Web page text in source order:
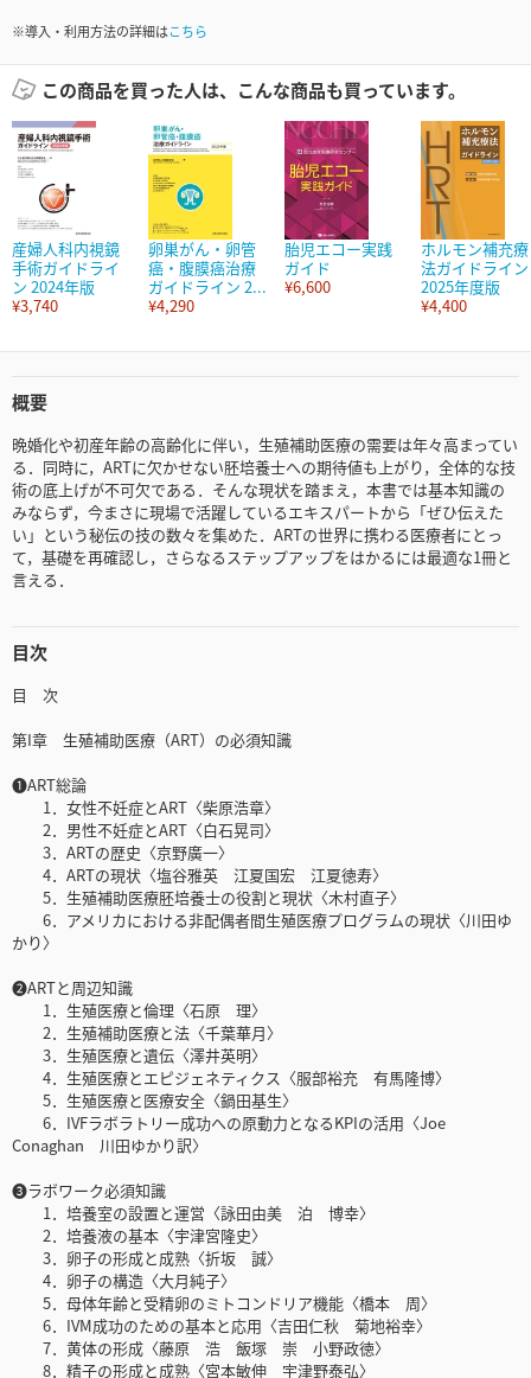
※導入・利用方法の詳細はこちら
この商品を買った人は、こんな商品も買っています。
産婦人科内視鏡
手術ガイドライ
ン 2024年版
¥3,740
卵巣がん・卵管
癌・腹膜癌治療
ガイドライン 2...
¥4,290
胎児エコー実践
ガイド
¥6,600
ホルモン補充療
法ガイドライン
2025年度版
¥4,400
概要
晩婚化や初産年齢の高齢化に伴い，生殖補助医療の需要は年々高まってい
る．同時に，ARTに欠かせない胚培養士への期待値も上がり，全体的な技
術の底上げが不可欠である．そんな現状を踏まえ，本書では基本知識の
みならず，今まさに現場で活躍しているエキスパートから「ぜひ伝えた
い」という秘伝の技の数々を集めた．ARTの世界に携わる医療者にとっ
て，基礎を再確認し，さらなるステップアップをはかるには最適な1冊と
言える．
目次
目 次
第I章 生殖補助医療（ART）の必須知識
❶ART総論
1．女性不妊症とART〈柴原浩章〉
2．男性不妊症とART〈白石晃司〉
3．ARTの歴史〈京野廣一〉
4．ARTの現状〈塩谷雅英 江夏国宏 江夏徳寿〉
5．生殖補助医療胚培養士の役割と現状〈木村直子〉
6．アメリカにおける非配偶者間生殖医療プログラムの現状〈川田ゆ
かり〉
❷ARTと周辺知識
1．生殖医療と倫理〈石原 理〉
2．生殖補助医療と法〈千葉華月〉
3．生殖医療と遺伝〈澤井英明〉
4．生殖医療とエピジェネティクス〈服部裕充 有馬隆博〉
5．生殖医療と医療安全〈鍋田基生〉
6．IVFラボラトリー成功への原動力となるKPIの活用〈Joe
Conaghan 川田ゆかり訳〉
❸ラボワーク必須知識
1．培養室の設置と運営〈詠田由美 泊 博幸〉
2．培養液の基本〈宇津宮隆史〉
3．卵子の形成と成熟〈折坂 誠〉
4．卵子の構造〈大月純子〉
5．母体年齢と受精卵のミトコンドリア機能〈橋本 周〉
6．IVM成功のための基本と応用〈吉田仁秋 菊地裕幸〉
7．黄体の形成〈藤原 浩 飯塚 崇 小野政徳〉
8．精子の形成と成熟〈宮本敏伸 宇津野泰弘〉